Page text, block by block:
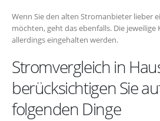
Wenn Sie den alten Stromanbieter lieber
möchten, geht das ebenfalls. Die
allerdings eingehalten werden.
Stromvergleich in
berücksichtigen Sie
folgenden Dinge